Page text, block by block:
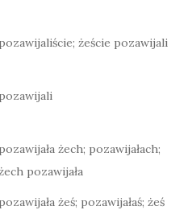
pozawijaliście; żeście pozawijali
pozawijali
pozawijała żech; pozawijałach;
pozawijała
pozawijała żeś; pozawijałaś; żeś